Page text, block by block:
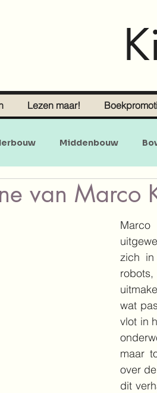
Lezen maar!
Middenbouw
Adult Volwassenen
van Marco
zich in
wat
vlot in
maar
over
dit